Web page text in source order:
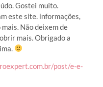
Gostei muito.
este site. informações,
Não deixem de
mais. Obrigado a
post/e-e-